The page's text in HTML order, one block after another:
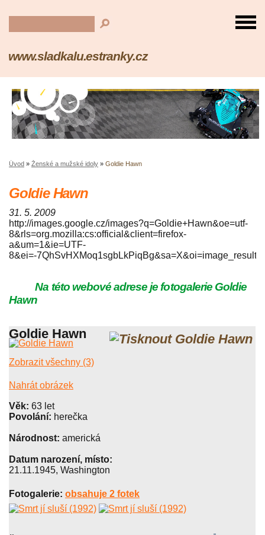
www.sladkalu.estranky.cz
Úvod » Ženské a mužské idoly » Goldie Hawn
Goldie Hawn
31. 5. 2009
http://images.google.cz/images?q=Goldie+Hawn&oe=utf-
8&rls=org.mozilla:cs:official&client=firefox-
a&um=1&ie=UTF-
8&ei=-
Na této webové adrese je fotogalerie Goldie
Hawn
Goldie Hawn
Zobrazit všechny (3)
Nahrát obrázek
Věk: 63 let
Povolání: herečka
Národnost: americká
Datum narození, místo:
21.11.1945, Washington
Fotogalerie: obsahuje 2 fotek